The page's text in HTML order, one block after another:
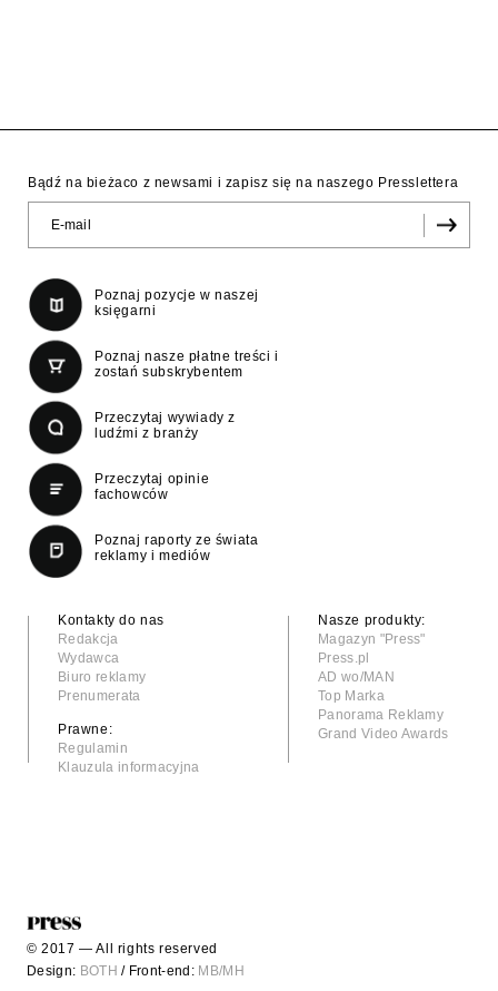
Bądź na bieżaco z newsami i zapisz się na naszego Presslettera
Poznaj pozycje w naszej
księgarni
Poznaj nasze płatne treści i
zostań subskrybentem
Przeczytaj wywiady z
ludźmi z branży
Przeczytaj opinie
fachowców
Poznaj raporty ze świata
reklamy i mediów
Kontakty do nas
Redakcja
Wydawca
Biuro reklamy
Prenumerata
Prawne:
Regulamin
Klauzula informacyjna
Nasze produkty:
Magazyn "Press"
Press.pl
AD wo/MAN
Top Marka
Panorama Reklamy
Grand Video Awards
Design: BOTH / Front-end: MB/MH
© 2017 — All rights reserved